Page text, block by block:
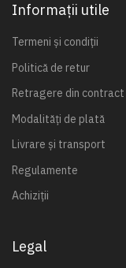
Informații utile
Termeni și condiții
Politică de retur
Retragere din contract
Modalități de plată
Livrare și transport
Regulamente
Achiziții
Legal